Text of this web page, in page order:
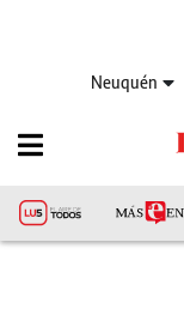
Neuquén